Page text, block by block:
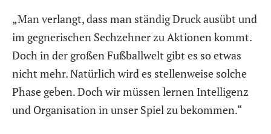
„Man verlangt, dass man ständig Druck ausübt und
im gegnerischen Sechzehner zu Aktionen kommt.
Doch in der großen Fußballwelt gibt es so etwas
nicht mehr. Natürlich wird es stellenweise solche
Phase geben. Doch wir müssen lernen Intelligenz
und Organisation in unser Spiel zu bekommen.“